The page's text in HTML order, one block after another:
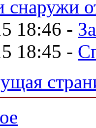
снаружи
18:46 -
18:45 -